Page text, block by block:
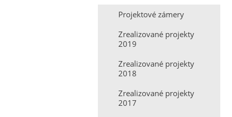
Projektové zámery
Zrealizované projekty
2019
Zrealizované projekty
2018
Zrealizované projekty
2017